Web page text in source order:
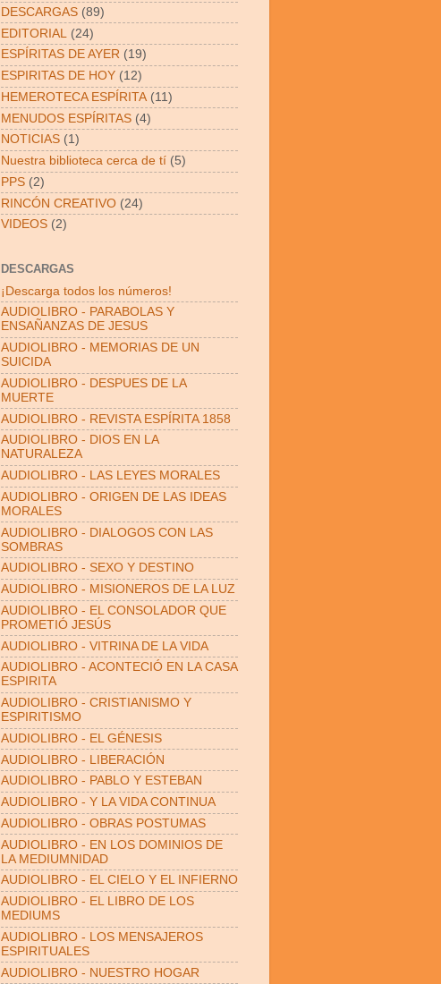
DESCARGAS (89)
EDITORIAL
(24)
ESPÍRITAS DE AYER (19)
ESPIRITAS DE HOY (12)
HEMEROTECA ESPÍRITA (11)
MENUDOS ESPÍRITAS (4)
NOTICIAS (1)
Nuestra biblioteca cerca de tí (5)
PPS (2)
RINCÓN CREATIVO (24)
VIDEOS (2)
DESCARGAS
¡Descarga todos los números!
AUDIOLIBRO - PARABOLAS Y
ENSAÑANZAS DE JESUS
AUDIOLIBRO - MEMORIAS DE UN
SUICIDA
AUDIOLIBRO - DESPUES DE LA
MUERTE
AUDIOLIBRO - REVISTA ESPÍRITA 1858
AUDIOLIBRO - DIOS EN LA
NATURALEZA
AUDIOLIBRO - LAS LEYES MORALES
AUDIOLIBRO - ORIGEN DE LAS IDEAS
MORALES
AUDIOLIBRO - DIALOGOS CON LAS
SOMBRAS
AUDIOLIBRO - SEXO Y DESTINO
AUDIOLIBRO - MISIONEROS DE LA LUZ
AUDIOLIBRO - EL CONSOLADOR QUE
PROMETIÓ JESÚS
AUDIOLIBRO - VITRINA DE LA VIDA
AUDIOLIBRO - ACONTECIÓ EN LA CASA
ESPIRITA
AUDIOLIBRO - CRISTIANISMO Y
ESPIRITISMO
AUDIOLIBRO - EL GÉNESIS
AUDIOLIBRO - LIBERACIÓN
AUDIOLIBRO - PABLO Y ESTEBAN
AUDIOLIBRO - Y LA VIDA CONTINUA
AUDIOLIBRO - OBRAS POSTUMAS
AUDIOLIBRO - EN LOS DOMINIOS DE
LA MEDIUMNIDAD
AUDIOLIBRO - EL CIELO Y EL INFIERNO
AUDIOLIBRO - EL LIBRO DE LOS
MEDIUMS
AUDIOLIBRO - LOS MENSAJEROS
ESPIRITUALES
AUDIOLIBRO - NUESTRO HOGAR